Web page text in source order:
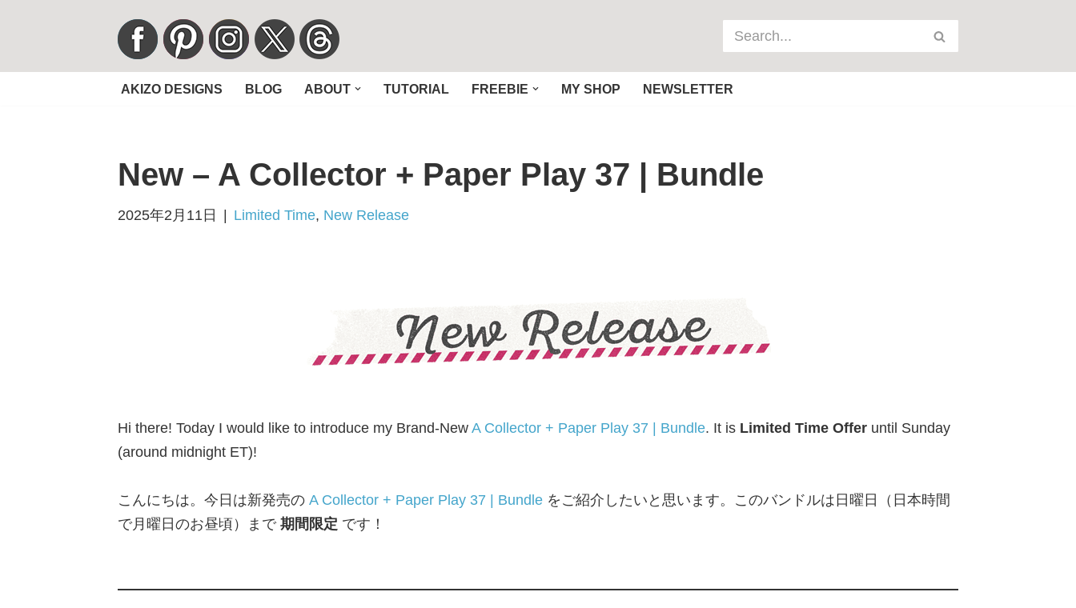
ン
AKIZO DESIGNS BLOG ABOUT TUTORIAL FREEBIE MY SHOP NEWSLETTER
New – A Collector + Paper Play 37 | Bundle
2025年2月11日 Limited Time, New Release
Hi there! Today I would like to introduce my Brand-New A Collector + Paper Play 37 | Bundle. It is Limited Time Offer until Sunday
(around midnight ET)!
こんにちは。今日は新発売の A Collector + Paper Play 37 | Bundle をご紹介したいと思います。このバンドルは日曜日（日本時間
で月曜日のお昼頃）まで 期間限定 です！